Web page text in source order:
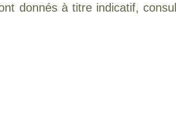
donnés à titre indicatif,